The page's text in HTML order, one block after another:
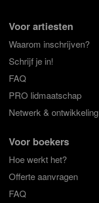
Voor artiesten
Waarom inschrijven?
Schrijf je in!
FAQ
PRO lidmaatschap
Netwerk & ontwikkeling
Voor boekers
Hoe werkt het?
Offerte aanvragen
FAQ